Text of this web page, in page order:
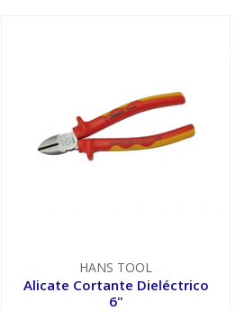
HANS TOOL
Alicate Cortante Dieléctrico
6"